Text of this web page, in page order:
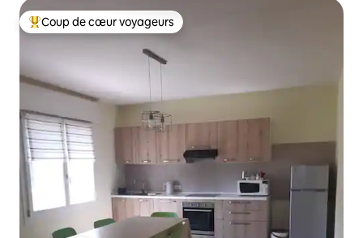
Coups de cœur voyageurs les plus appréciés
Coup de cœur voyageurs